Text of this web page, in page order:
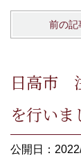
前の記
日高市
を行いま
公開日：